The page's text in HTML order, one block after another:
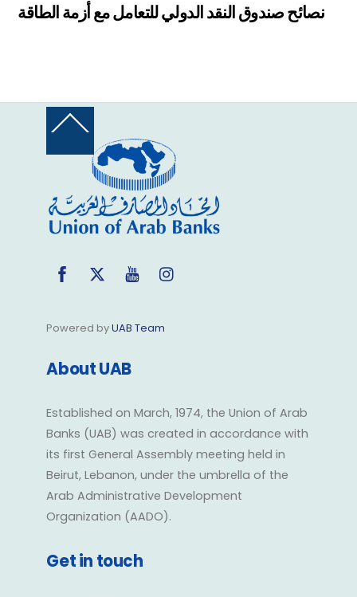
نصائح صندوق النقد الدولي للتعامل مع أزمة الطاقة
Back
Top
Facebook
Twitter YouTube
Powered byUAB Team
About UAB
Established on March, 1974, the Union of Arab
Banks (UAB) was created in accordance with
its first General Assembly meeting held in
Beirut, Lebanon, under the umbrella of the
Arab Administrative Development
Organization (AADO).
Get in touch